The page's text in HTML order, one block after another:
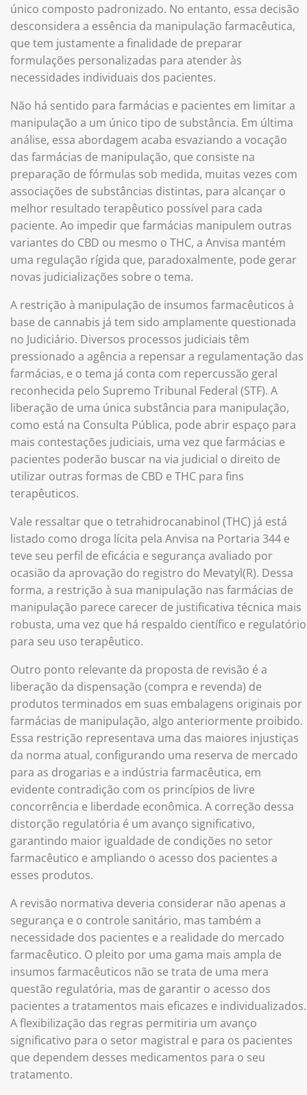
único composto padronizado. No entanto, essa decisão
desconsidera a essência da manipulação farmacêutica,
que tem justamente a finalidade de preparar
formulações personalizadas para atender às
necessidades individuais dos pacientes.
Não há sentido para farmácias e pacientes em limitar a
manipulação a um único tipo de substância. Em última
análise, essa abordagem acaba esvaziando a vocação
das farmácias de manipulação, que consiste na
preparação de fórmulas sob medida, muitas vezes com
associações de substâncias distintas, para alcançar o
melhor resultado terapêutico possível para cada
paciente. Ao impedir que farmácias manipulem outras
variantes do CBD ou mesmo o THC, a Anvisa mantém
uma regulação rígida que, paradoxalmente, pode gerar
novas judicializações sobre o tema.
A restrição à manipulação de insumos farmacêuticos à
base de cannabis já tem sido amplamente questionada
no Judiciário. Diversos processos judiciais têm
pressionado a agência a repensar a regulamentação das
farmácias, e o tema já conta com repercussão geral
reconhecida pelo Supremo Tribunal Federal (STF). A
liberação de uma única substância para manipulação,
como está na Consulta Pública, pode abrir espaço para
mais contestações judiciais, uma vez que farmácias e
pacientes poderão buscar na via judicial o direito de
utilizar outras formas de CBD e THC para fins
terapêuticos.
Vale ressaltar que o tetrahidrocanabinol (THC) já está
listado como droga lícita pela Anvisa na Portaria 344 e
teve seu perfil de eficácia e segurança avaliado por
ocasião da aprovação do registro do Mevatyl(R). Dessa
forma, a restrição à sua manipulação nas farmácias de
manipulação parece carecer de justificativa técnica mais
robusta, uma vez que há respaldo científico e regulatório
para seu uso terapêutico.
Outro ponto relevante da proposta de revisão é a
liberação da dispensação (compra e revenda) de
produtos terminados em suas embalagens originais por
farmácias de manipulação, algo anteriormente proibido.
Essa restrição representava uma das maiores injustiças
da norma atual, configurando uma reserva de mercado
para as drogarias e a indústria farmacêutica, em
evidente contradição com os princípios de livre
concorrência e liberdade econômica. A correção dessa
distorção regulatória é um avanço significativo,
garantindo maior igualdade de condições no setor
farmacêutico e ampliando o acesso dos pacientes a
esses produtos.
A revisão normativa deveria considerar não apenas a
segurança e o controle sanitário, mas também a
necessidade dos pacientes e a realidade do mercado
farmacêutico. O pleito por uma gama mais ampla de
insumos farmacêuticos não se trata de uma mera
questão regulatória, mas de garantir o acesso dos
pacientes a tratamentos mais eficazes e individualizados.
A flexibilização das regras permitiria um avanço
significativo para o setor magistral e para os pacientes
que dependem desses medicamentos para o seu
tratamento.